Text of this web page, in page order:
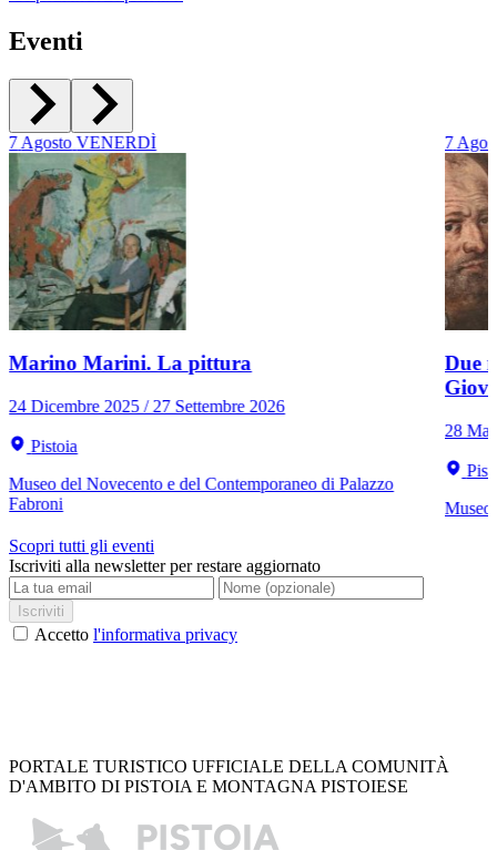
Eventi
7Agosto VENERDÌ
Marino Marini. La pittura
24 Dicembre 2025 / 27 Settembre 2026
Pistoia
Museo del Novecento e del Contemporaneo di Palazzo
Fabroni
7
Due
28
Museo
Scopri tutti gli eventi
Iscriviti alla newsletter per restare aggiornato
Iscriviti
Accetto l'informativa privacy
PORTALE TURISTICO UFFICIALE DELLA COMUNITÀ
D'AMBITO DI PISTOIA E MONTAGNA PISTOIESE